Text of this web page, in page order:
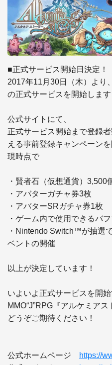
■正式サービス開始日決定！
2017年11月30日（木）より
の正式サービスを開始します
公式サイトにて、
正式サービス開始まで登録
える事前登録キャンペーンを
現時点で
・賢者石（仮想通貨）3,500
・アバターガチャ券3枚
・アバターSRガチャ券1枚
・ゲーム内で使用できるバ
・Nintendo Switch™が抽選
ベントの開催
以上が決定しています！
いよいよ正式サービスを開始
MMO“J”RPG『アルケミア
どうぞご期待ください！
公式ホームページ
https://